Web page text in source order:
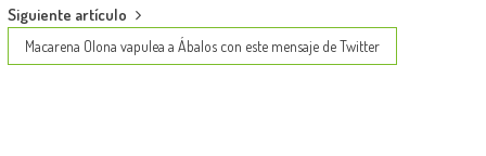
Siguiente artículo
Macarena Olona vapulea a Ábalos con este mensaje de Twitter